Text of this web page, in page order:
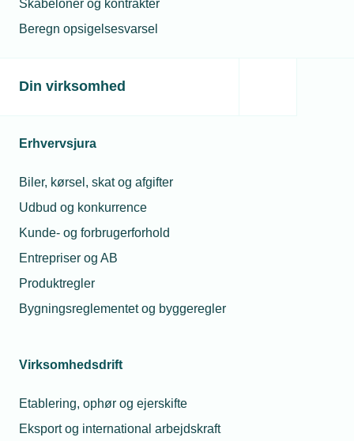
Skabeloner og kontrakter
Beregn opsigelsesvarsel
Din virksomhed
Erhvervsjura
Biler, kørsel, skat og afgifter
Udbud og konkurrence
Kunde- og forbrugerforhold
Entrepriser og AB
Produktregler
Bygningsreglementet og byggeregler
Virksomhedsdrift
Etablering, ophør og ejerskifte
Eksport og international arbejdskraft
CSR eller
Du er altid velkommen til at kontakte
os.
Så sørger vi for at hjælpe dig godt
videre.
Mandag til torsdag fra kl. 8:00 til 16:00
tekniq@tekniq.dk